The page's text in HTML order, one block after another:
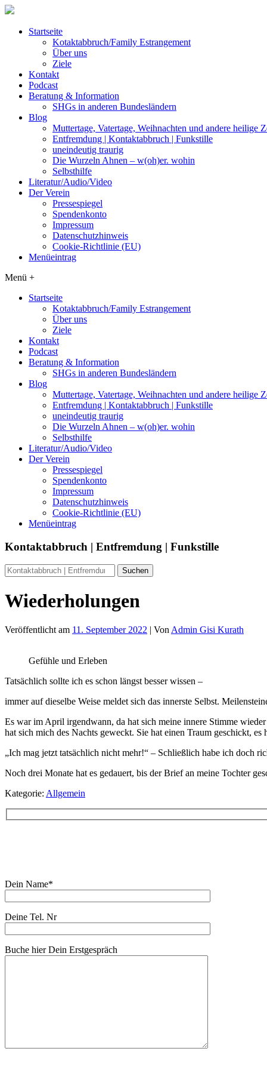
Startseite
Kotaktabbruch/Family Estrangement
Über uns
Ziele
Kontakt
Podcast
Beratung & Information
SHGs in anderen Bundesländern
Blog
Muttertage, Vatertage, Weihnachten und andere heilige
Entfremdung | Kontaktabbruch | Funkstille
uneindeutig traurig
Die Wurzeln Ahnen – w(oh)er. wohin
Selbsthilfe
Literatur/Audio/Video
Der Verein
Pressespiegel
Spendenkonto
Impressum
Datenschutzhinweis
Cookie-Richtlinie (EU)
Menüeintrag
Menü +
Startseite
Kotaktabbruch/Family Estrangement
Über uns
Ziele
Kontakt
Podcast
Beratung & Information
SHGs in anderen Bundesländern
Blog
Muttertage, Vatertage, Weihnachten und andere heilige
Entfremdung | Kontaktabbruch | Funkstille
uneindeutig traurig
Die Wurzeln Ahnen – w(oh)er. wohin
Selbsthilfe
Literatur/Audio/Video
Der Verein
Pressespiegel
Spendenkonto
Impressum
Datenschutzhinweis
Cookie-Richtlinie (EU)
Menüeintrag
Kontaktabbruch | Entfremdung | Funkstille
Wiederholungen
Veröffentlicht am 11. September 2022 | Von Admin Gisi Kurath
Gefühle und Erleben
Tatsächlich sollte ich es schon längst besser wissen –
immer auf dieselbe Weise meldet sich das innerste Selbst.
Es war im April irgendwann, da hat sich meine innere Stimme
hat sich mich des Nachts geweckt. Sie hat einen Traum geschickt, es
„Ich mag jetzt tatsächlich nicht mehr!“ – Schließlich habe ich doch
Noch drei Monate hat es gedauert, bis der Brief an meine Tochter
Kategorie: Allgemein
Dein Name*
Deine Tel. Nr
Buche hier Dein Erstgespräch